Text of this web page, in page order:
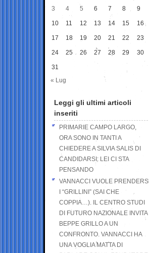
3 4 5 6 7 8 9
10 11 12 13 14 15 16
17 18 19 20 21 22 23
24 25 26 27 28 29 30
31
« Lug
Leggi gli ultimi articoli
inseriti
PRIMARIE CAMPO LARGO,
ORA SONO IN TANTI A
CHIEDERE A SILVIA SALIS DI
CANDIDARSI: LEI CI STA
PENSANDO
VANNACCI VUOLE PRENDERSI
I “GRILLINI” (SAI CHE
COPPIA…). IL CENTRO STUDI
DI FUTURO NAZIONALE INVITA
BEPPE GRILLO A UN
CONFRONTO. VANNACCI HA
UNA VOGLIA MATTA DI